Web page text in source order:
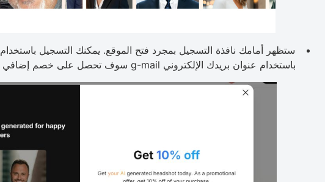
ستظهر أمامك نافذة التسجيل بمجرد فتح الموقع. يمكنك التسجيل
باستخدام عنوان بريدك الإلكتروني g-mail سوف تحصل على خصم إضافي بنسبة 10% على الحزم المقدمة.